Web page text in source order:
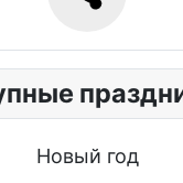
Новый год